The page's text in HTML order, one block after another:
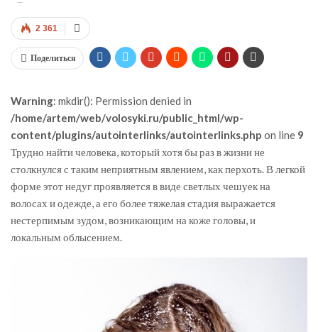
2 361
Поделиться
Warning: mkdir(): Permission denied in
/home/artem/web/volosyki.ru/public_html/wp-
content/plugins/autointerlinks/autointerlinks.php on line 9
Трудно найти человека, который хотя бы раз в жизни не
столкнулся с таким неприятным явлением, как перхоть. В легкой
форме этот недуг проявляется в виде светлых чешуек на
волосах и одежде, а его более тяжелая стадия выражается
нестерпимым зудом, возникающим на коже головы, и
локальным облысением.